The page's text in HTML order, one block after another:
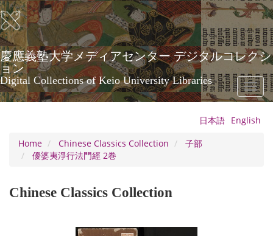
Skip
to
main
content
慶應義塾大学メディアセンター デジタルコレクシ
ョン
Digital Collections of Keio University Libraries
Toggle
日本語 English
Home
Chinese Classics Collection
子部
優婆夷淨行法門經 2巻
Chinese Classics Collection